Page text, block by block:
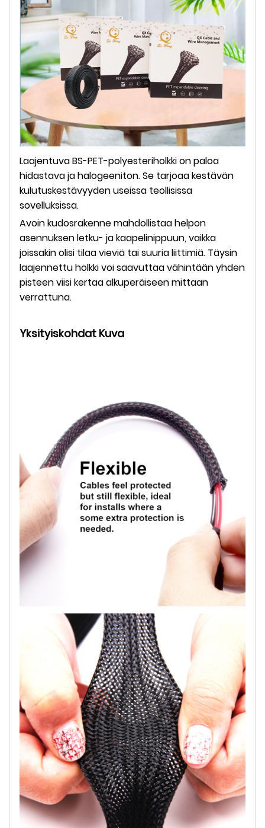
Laajentuva BS-PET-polyesteriholkki on paloa
hidastava ja halogeeniton. Se tarjoaa kestävän
kulutuskestävyyden useissa teollisissa
sovelluksissa.
Avoin kudosrakenne mahdollistaa helpon
asennuksen letku- ja kaapelinippuun, vaikka
joissakin olisi tilaa vieviä tai suuria liittimiä. Täysin
laajennettu holkki voi saavuttaa vähintään yhden
pisteen viisi kertaa alkuperäiseen mittaan
verrattuna.
Yksityiskohdat Kuva